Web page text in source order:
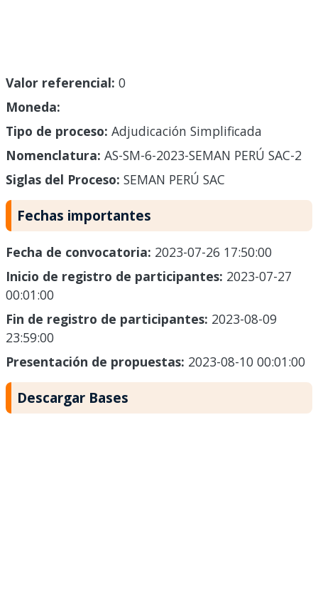
Valor referencial: 0
Moneda:
Tipo de proceso: Adjudicación Simplificada
Nomenclatura: AS-SM-6-2023-SEMAN PERÚ SAC-2
Siglas del Proceso: SEMAN PERÚ SAC
Fechas importantes
Fecha de convocatoria: 2023-07-26 17:50:00
Inicio de registro de participantes: 2023-07-27
00:01:00
Fin de registro de participantes: 2023-08-09
23:59:00
Presentación de propuestas: 2023-08-10 00:01:00
Descargar Bases